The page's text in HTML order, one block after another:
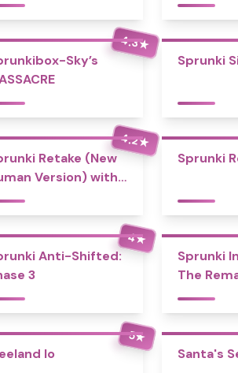
4.3★
Sky’s
Sprunki
4.2★
Retake (New
Version) with
Sprunki
4★
Anti-Shifted:
3
Sprunki
The
5★
Io Santa's